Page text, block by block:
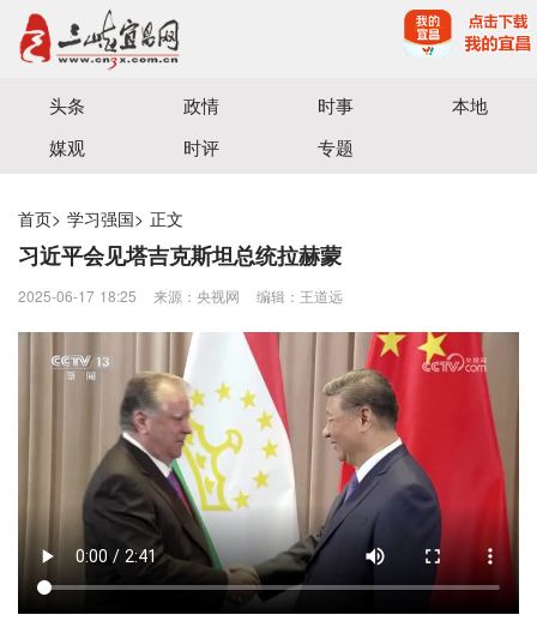
宜昌三峡融媒体中心主办
头条 政情 时事
本地
媒观
时评 专题
首页> 学习强国> 正文
习近平会见塔吉克斯坦总统拉赫蒙
2025-06-17 18:25 来源：央视网 编辑：王道远